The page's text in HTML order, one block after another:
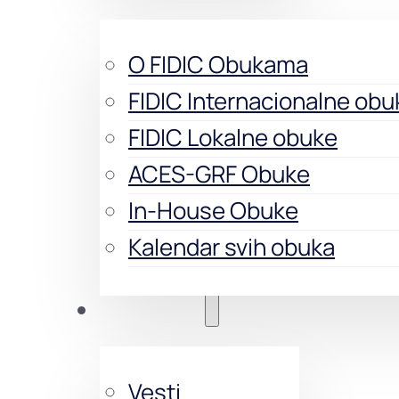
O FIDIC Obukama
FIDIC Internacionalne
FIDIC Lokalne obuke
ACES-GRF Obuke
In-House Obuke
Kalendar svih obuka
Vesti